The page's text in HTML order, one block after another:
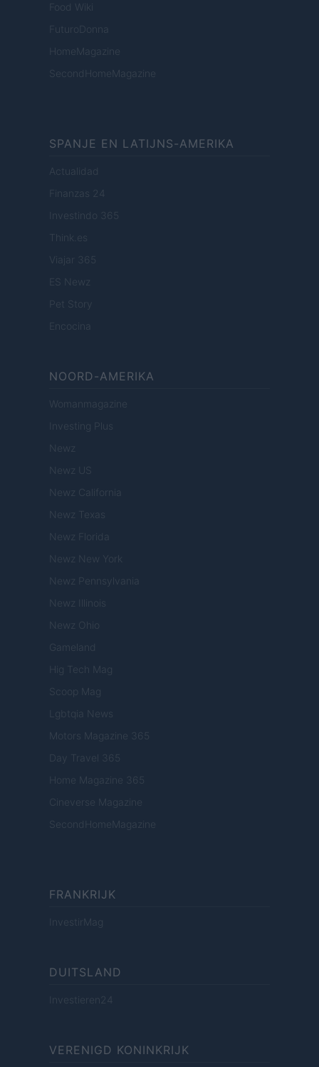
Food Wiki
FuturoDonna
HomeMagazine
SecondHomeMagazine
SPANJE EN LATIJNS-AMERIKA
Actualidad
Finanzas 24
Investindo 365
Think.es
Viajar 365
ES Newz
Pet Story
Encocina
NOORD-AMERIKA
Womanmagazine
Investing Plus
Newz
Newz US
Newz California
Newz Texas
Newz Florida
Newz New York
Newz Pennsylvania
Newz Illinois
Newz Ohio
Gameland
Hig Tech Mag
Scoop Mag
Lgbtqia News
Motors Magazine 365
Day Travel 365
Home Magazine 365
Cineverse Magazine
SecondHomeMagazine
FRANKRIJK
InvestirMag
DUITSLAND
Investieren24
VERENIGD KONINKRIJK